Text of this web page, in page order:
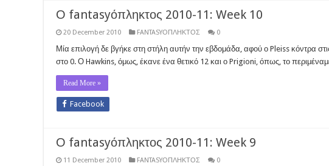
Ο fantasyόπληκτος 2010-11: Week 10
20 December 2010 FANTASYΟΠΛΗΚΤΟΣ 0
Μία επιλογή δε βγήκε στη στήλη αυτήν την εβδομάδα, αφού ο Pleiss κόντρα
στο 0. Ο Hawkins, όμως, έκανε ένα θετικό 12 και ο Prigioni, όπως, το
Read More »
Facebook
Ο fantasyόπληκτος 2010-11: Week 9
11 December 2010 FANTASYΟΠΛΗΚΤΟΣ 0